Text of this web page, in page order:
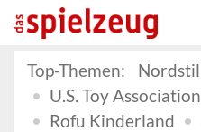
Top-Themen:
Nordstil
U.S. Toy Association
Rofu Kinderland